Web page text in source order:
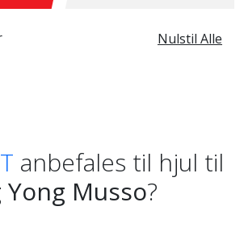
Nulstil Alle
anbefales til hjul til
Yong Musso?